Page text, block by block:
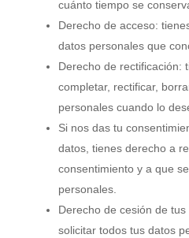
cuánto tiempo se
Derecho de acceso:
datos personales que
Derecho de rectificación:
completar, rectificar,
personales cuando lo
Si nos das tu
datos, tienes derecho a
consentimiento y a que
personales.
Derecho de cesión de
solicitar todos tus datos